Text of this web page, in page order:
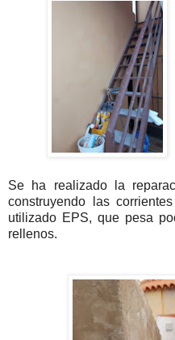
Se ha realizado la
construyendo las
utilizado EPS, que pesa
rellenos.